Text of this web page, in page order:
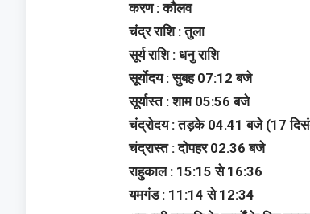
करण : कौलव
चंद्र राशि : तुला
सूर्य राशि : धनु राशि
सूर्योदय : सुबह 07:12 बजे
सूर्यास्त : शाम 05:56 बजे
चंद्रोदय : तड़के 04.41 बजे (17
चंद्रास्त : दोपहर 02.36 बजे
राहुकाल : 15:15 से 16:36
यमगंड : 11:14 से 12:34